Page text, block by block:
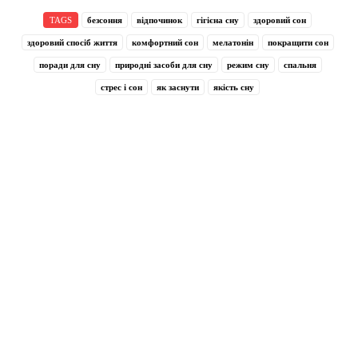
TAGS безсоння відпочинок гігієна сну здоровий сон
здоровий спосіб життя комфортний сон мелатонін покращити сон
поради для сну природні засоби для сну режим сну спальня
стрес і сон як заснути якість сну